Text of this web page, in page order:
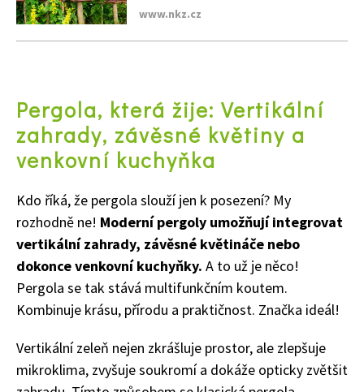
Naše krásná zahrada
www.nkz.cz
Pergola, která žije: Vertikální
zahrady, závěsné květiny a
venkovní kuchyňka
Kdo říká, že pergola slouží jen k posezení? My
rozhodně ne! Moderní pergoly umožňují integrovat
vertikální zahrady, závěsné květináče nebo
dokonce venkovní kuchyňky. A to už je něco!
Pergola se tak stává multifunkčním koutem.
Kombinuje krásu, přírodu a praktičnost. Značka ideál!
Vertikální zeleň nejen zkrášluje prostor, ale zlepšuje
mikroklima, zvyšuje soukromí a dokáže opticky zvětšit